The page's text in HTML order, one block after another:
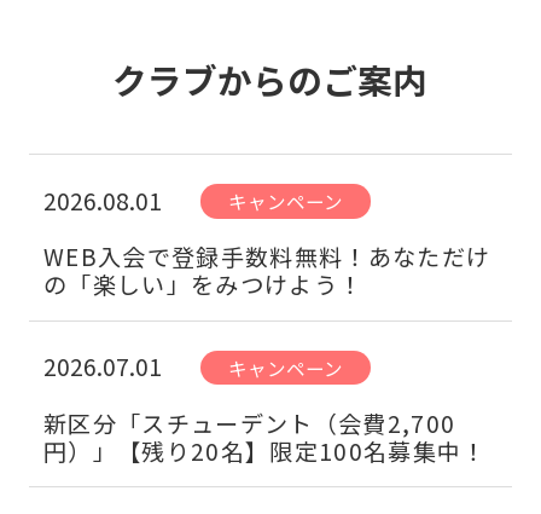
クラブからのご案内
2026.08.01 キャンペーン
WEB入会で登録手数料無料！あなただけ
の「楽しい」をみつけよう！
2026.07.01 キャンペーン
新区分「スチューデント（会費2,700
円）」【残り20名】限定100名募集中！